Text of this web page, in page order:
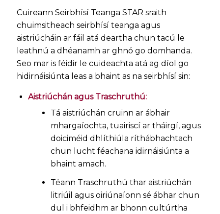
Cuireann Seirbhísí Teanga STAR sraith
chuimsitheach seirbhísí teanga agus
aistriúcháin ar fáil atá deartha chun tacú le
leathnú a dhéanamh ar ghnó go domhanda.
Seo mar is féidir le cuideachta atá ag díol go
hidirnáisiúnta leas a bhaint as na seirbhísí sin:
Aistriúchán agus Traschruthú:
Tá aistriúchán cruinn ar ábhair
mhargaíochta, tuairiscí ar tháirgí, agus
doiciméid dhlíthiúla ríthábhachtach
chun lucht féachana idirnáisiúnta a
bhaint amach.
Téann Traschruthú thar aistriúchán
litriúil agus oiriúnaíonn sé ábhar chun
dul i bhfeidhm ar bhonn cultúrtha